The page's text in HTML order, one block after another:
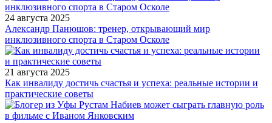
24 августа 2025
Александр Панюшов: тренер, открывающий мир
инклюзивного спорта в Старом Осколе
21 августа 2025
Как инвалиду достичь счастья и успеха: реальные истории и
практические советы